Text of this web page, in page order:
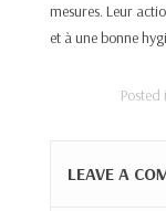
mesures. Leur
et à une bonne
Posted
LEAVE A